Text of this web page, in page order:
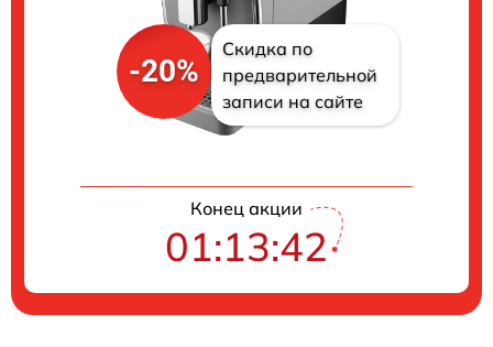
-20%
Скидка по
предварительной
записи на сайте
Конец акции
01:13:41